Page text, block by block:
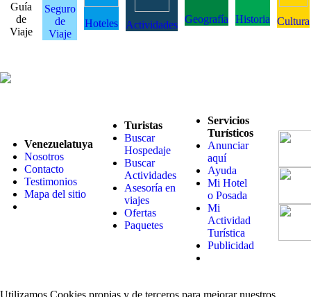
Guía
de
Viaje
Seguro
de
Viaje
Hoteles Actividades Geografía Historia Cultura
Venezuelatuya
Nosotros
Contacto
Testimonios
Mapa del sitio
Turistas
Buscar
Hospedaje
Buscar
Actividades
Asesoría en
viajes
Ofertas
Paquetes
Servicios
Turísticos
Anunciar
aquí
Ayuda
Mi Hotel
o Posada
Mi
Actividad
Turística
Publicidad
Utilizamos Cookies propias y de terceros para mejorar nuestros